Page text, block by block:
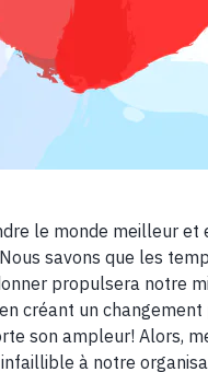
le monde meilleur et
savons que les
propulsera notre
créant un
son ampleur! Alors,
à notre